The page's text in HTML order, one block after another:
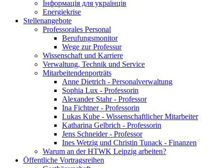
Інформація для українців
Energiekrise
Stellenangebote
Professorales Personal
Berufungsmonitor
Wege zur Professur
Wissenschaft und Karriere
Verwaltung, Technik und Service
Mitarbeitendenporträts
Anne Dietrich - Personalverwaltung
Sophia Lux - Professorin
Alexander Stahr - Professor
Ina Fichtner - Professorin
Lukas Kube - Wissenschaftlicher Mitarbeiter
Katharina Gelbrich - Professorin
Jens Schneider - Professor
Ines Wetzig und Christin Tunack - Finanzen
Warum an der HTWK Leipzig arbeiten?
Öffentliche Vortragsreihen